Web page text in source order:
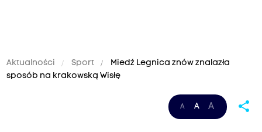
Aktualności Sport
Miedź Legnica znów znalazła
sposób na krakowską Wisłę
A A A share